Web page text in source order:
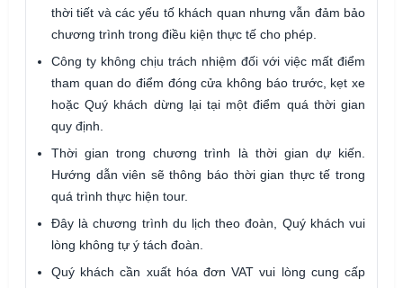
thời tiết và các yếu tố khách quan nhưng vẫn đảm bảo
chương trình trong điều kiện thực tế cho phép.
Công ty không chịu trách nhiệm đối với việc mất điểm
tham quan do điểm đóng cửa không báo trước, kẹt xe
hoặc Quý khách dừng lại tại một điểm quá thời gian
quy định.
Thời gian trong chương trình là thời gian dự kiến.
Hướng dẫn viên sẽ thông báo thời gian thực tế trong
quá trình thực hiện tour.
Đây là chương trình du lịch theo đoàn, Quý khách vui
lòng không tự ý tách đoàn.
Quý khách cần xuất hóa đơn VAT vui lòng cung cấp